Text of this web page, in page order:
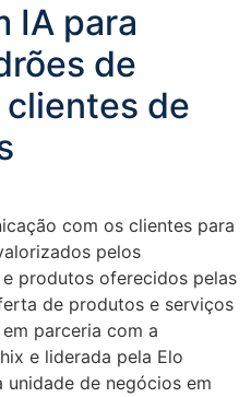
IA para
de
de
com os clientes para
pelos
produtos oferecidos pelas
de produtos e serviços
parceria com a
e liderada pela Elo
unidade de negócios em